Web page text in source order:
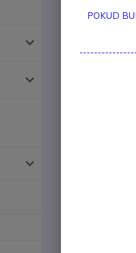
MaxicatVit®
POKUD